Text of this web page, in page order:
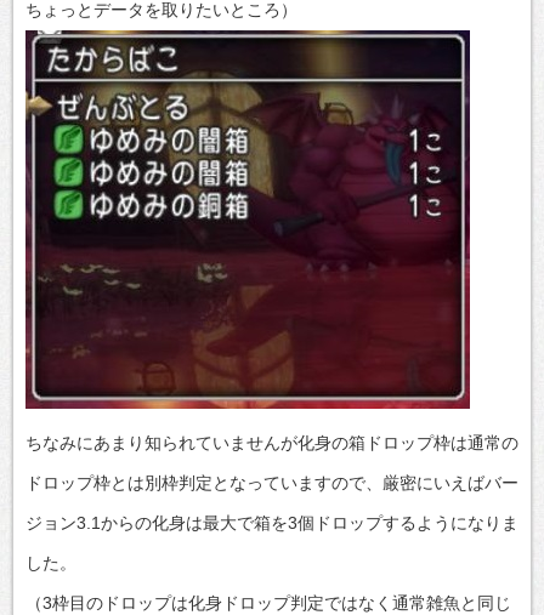
ちょっとデータを取りたいところ）
ちなみにあまり知られていませんが化身の箱ドロップ枠は通常の
ドロップ枠とは別枠判定となっていますので、厳密にいえばバー
ジョン3.1からの化身は最大で箱を3個ドロップするようになりま
した。
（3枠目のドロップは化身ドロップ判定ではなく通常雑魚と同じ